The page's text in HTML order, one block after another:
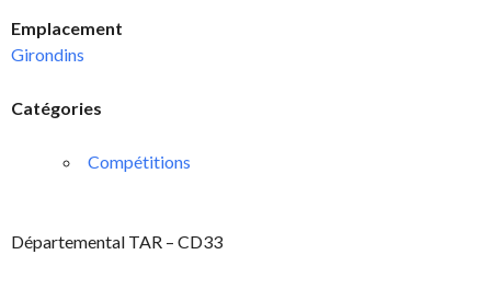
Emplacement
Girondins
Catégories
Compétitions
Départemental TAR – CD33